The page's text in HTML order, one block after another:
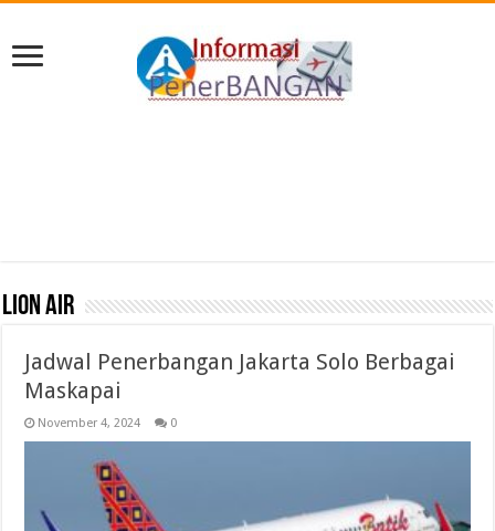
Lion Air
Jadwal Penerbangan Jakarta Solo Berbagai
Maskapai
November 4, 2024 0